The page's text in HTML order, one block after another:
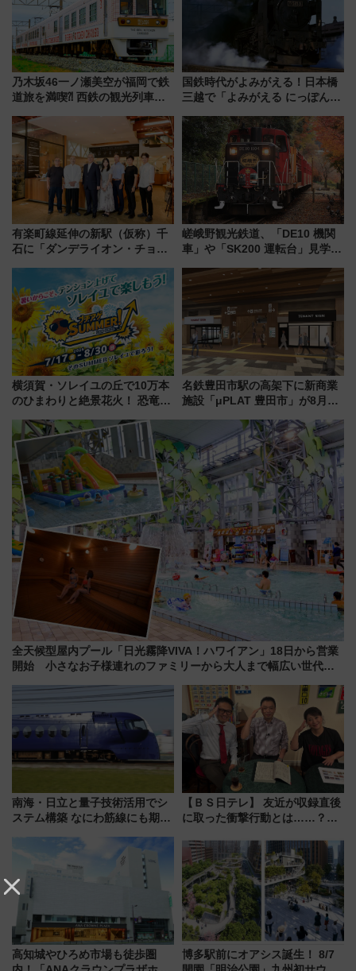
乃木坂46一ノ瀬美空が福岡で鉄
道旅を満喫⁈ 西鉄の観光列車
CHIKUGO」で巡る福岡･太宰
府･柳川の旅！YouTubeが公開
に
国鉄時代がよみがえる！日本橋
三越で「よみがえる にっぽんの
敬の名作写真も、駅弁フェスも
同時開催！
有楽町線延伸の新駅（仮称）千
石に「ダンデライオン・チョコ
1億円出資で挑む新時代のまちづ
くりとは？
嵯峨野観光鉄道、「DE10 機関
車」や「SK200 運転台」見学ツ
トの一環で激レア体験できちゃ
うかも 参加方法やスケジュール
をご紹介
横須賀・ソレイユの丘で10万本
のひまわりと絶景花火！ 恐竜や
帰りお出かけ最新情報（2026年
7月17日～開催）
名鉄豊田市駅の高架下に新商業
施設「μPLAT 豊田市」が8月26
たな玄関口へ
全天候型屋内プール「日光霧降VIVA！ハワイアン」18日から営業
開始 小さなお子様連れのファミリーから大人まで幅広い世代が
南海・日立と量子技術活用でシ
ステム構築 なにわ筋線にも期待
【ＢＳ日テレ】 友近が収録直後
に取った衝撃行動とは……？
で極上の夏祭り鉄道旅を放送
高知城やひろめ市場も徒歩圏
博多駅前にオアシス誕生！ 8/7